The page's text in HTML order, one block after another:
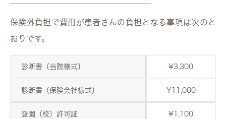
保険外負担で費用が患者さんの負担となる事項は次のと
おりです。
診断書（当院様式） ¥3,300
診断書（保険会社様式） ¥11,000
登園（校）許可証 ¥1,100